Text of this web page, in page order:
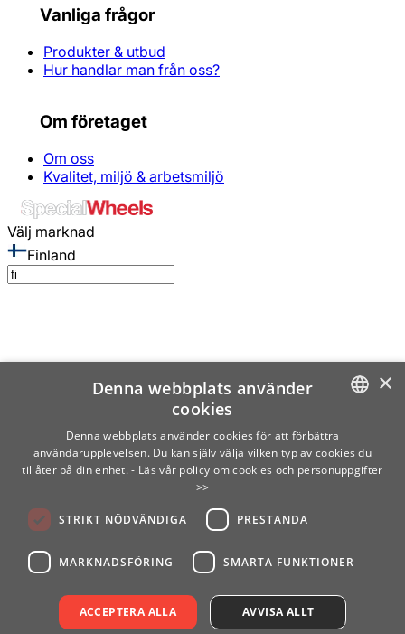
Vanliga frågor
Produkter & utbud
Hur handlar man från oss?
Om företaget
Om oss
Kvalitet, miljö & arbetsmiljö
Välj marknad
Finland
SWEDISH
×
Denna webbplats använder
cookies
Denna webbplats använder cookies för att förbättra
användarupplevelsen. Du kan själv välja vilken typ av cookies du
tillåter på din enhet. - Läs vår policy om cookies och personuppgifter
>>
STRIKT NÖDVÄNDIGA PRESTANDA
MARKNADSFÖRING SMARTA FUNKTIONER
ACCEPTERA ALLA AVVISA ALLT